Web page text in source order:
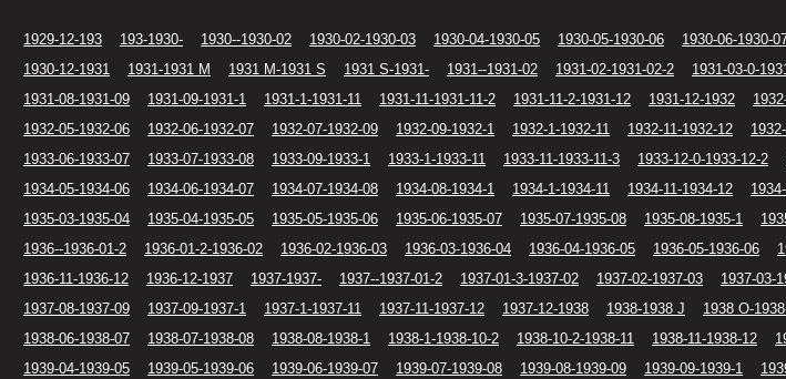
1929-12-193
193-1930- 1930--1930-02 1930-02-1930-03 1930-04-1930-05 1930-05-1930-06 1930-06-1930-
1930-12-1931
1931-1931 M 1931 M-1931 S 1931 S-1931- 1931--1931-02 1931-02-1931-02-2 1931-03-0-
1931-08-1931-09
1931-09-1931-1 1931-1-1931-11 1931-11-1931-11-2 1931-11-2-1931-12 1931-12-1932
1932-05-1932-06
1932-06-1932-07 1932-07-1932-09 1932-09-1932-1 1932-1-1932-11 1932-11-1932-12
1933-06-1933-07
1933-07-1933-08 1933-09-1933-1 1933-1-1933-11 1933-11-1933-11-3 1933-12-0-1933-12-2
1934-05-1934-06
1934-06-1934-07 1934-07-1934-08 1934-08-1934-1 1934-1-1934-11 1934-11-1934-12
1935-03-1935-04
1935-04-1935-05 1935-05-1935-06 1935-06-1935-07 1935-07-1935-08 1935-08-1935-1
1936--1936-01-2
1936-01-2-1936-02 1936-02-1936-03 1936-03-1936-04 1936-04-1936-05 1936-05-1936-06
1936-11-1936-12
1936-12-1937 1937-1937- 1937--1937-01-2 1937-01-3-1937-02 1937-02-1937-03 1937-03-
1937-08-1937-09
1937-09-1937-1 1937-1-1937-11 1937-11-1937-12 1937-12-1938 1938-1938 J 1938 O-
1938-06-1938-07
1938-07-1938-08 1938-08-1938-1 1938-1-1938-10-2 1938-10-2-1938-11 1938-11-1938-12
1939-04-1939-05
1939-05-1939-06 1939-06-1939-07 1939-07-1939-08 1939-08-1939-09 1939-09-1939-1